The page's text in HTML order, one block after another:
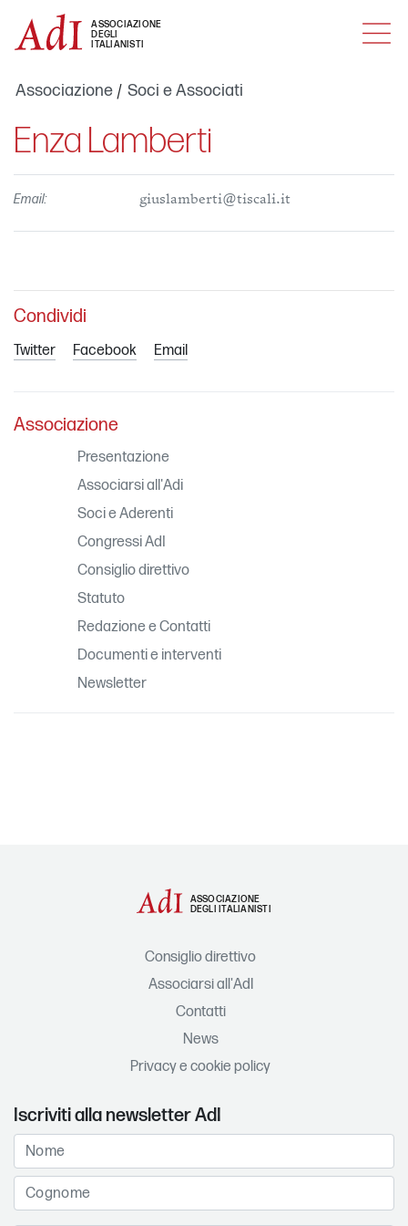
ASSOCIAZIONE
DEGLI
ITALIANISTI
MENU
Associazione Soci e Associati
Enza Lamberti
Email: giuslamberti@tiscali.it
Condividi
Twitter Facebook Email
Associazione
Presentazione
Associarsi all'Adi
Soci e Aderenti
Congressi AdI
Consiglio direttivo
Statuto
Redazione e Contatti
Documenti e interventi
Newsletter
ASSOCIAZIONE
DEGLI ITALIANISTI
Consiglio direttivo
Associarsi all'AdI
Contatti
News
Privacy e cookie policy
Iscriviti alla newsletter AdI